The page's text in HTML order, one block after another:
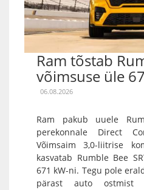
Ram tõstab
võimsuse üle
06.08.2026
Ram pakub uuele
perekonnale Direct
Võimsaim 3,0-liitrise
kasvatab Rumble Bee
671 kW-ni. Tegu pole
pärast auto ostmist